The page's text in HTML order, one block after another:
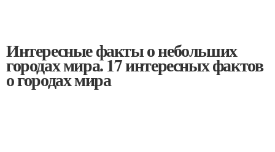
Интересные факты о небольших
городах мира. 17 интересных фактов
о городах мира